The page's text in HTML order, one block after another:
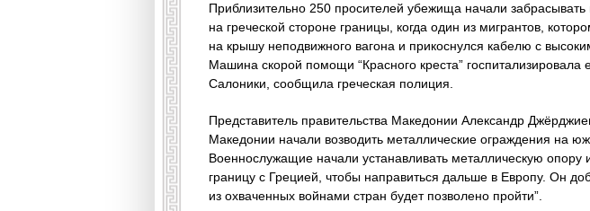
Приблизительно 250 просителей убежища начали
на греческой стороне границы, когда один из мигрантов,
на крышу неподвижного вагона и прикоснулся кабелю с
Машина скорой помощи “Красного креста”
Салоники, сообщила греческая полиция.
Представитель правительства Македонии Александр
Македонии начали возводить металлические ограждения на
Военнослужащие начали устанавливать металлическую
границу с Грецией, чтобы направиться дальше в Европу. Он
из охваченных войнами стран будет позволено пройти”.